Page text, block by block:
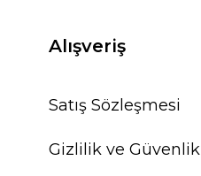
Alışveriş
Satış Sözleşmesi
Gizlilik ve Güvenlik